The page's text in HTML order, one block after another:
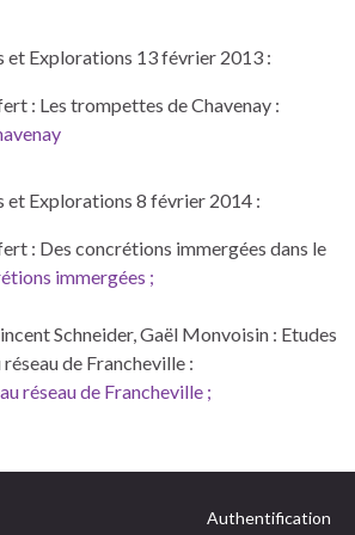
et Explorations 13 février 2013 :
: Les trompettes de Chavenay :
et Explorations 8 février 2014 :
: Des concrétions immergées dans le
immergées ;
Schneider, Gaël Monvoisin : Etudes
réseau de Francheville :
réseau de Francheville ;
Authentification